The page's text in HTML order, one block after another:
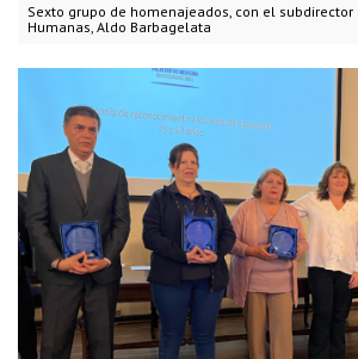
Sexto grupo de homenajeados, con el subdirector
Humanas, Aldo Barbagelata